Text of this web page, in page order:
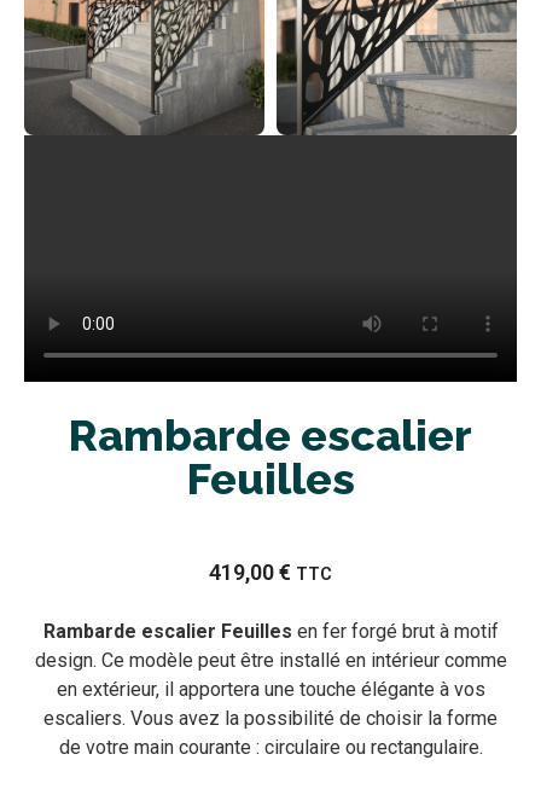
Rambarde escalier
Feuilles
419,00€ TTC
Rambarde escalier Feuilles en fer forgé brut à motif
design. Ce modèle peut être installé en intérieur comme
en extérieur, il apportera une touche élégante à vos
escaliers. Vous avez la possibilité de choisir la forme
de votre main courante : circulaire ou rectangulaire.